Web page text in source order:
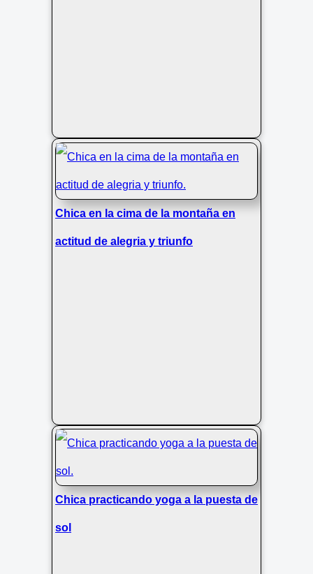
Chica en la cima de la montaña en
actitud de alegria y triunfo
Chica practicando yoga a la puesta de
sol